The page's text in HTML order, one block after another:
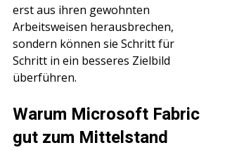
erst aus ihren gewohnten
Arbeitsweisen herausbrechen,
sondern können sie Schritt für
Schritt in ein besseres Zielbild
überführen.
Warum Microsoft Fabric
gut zum Mittelstand